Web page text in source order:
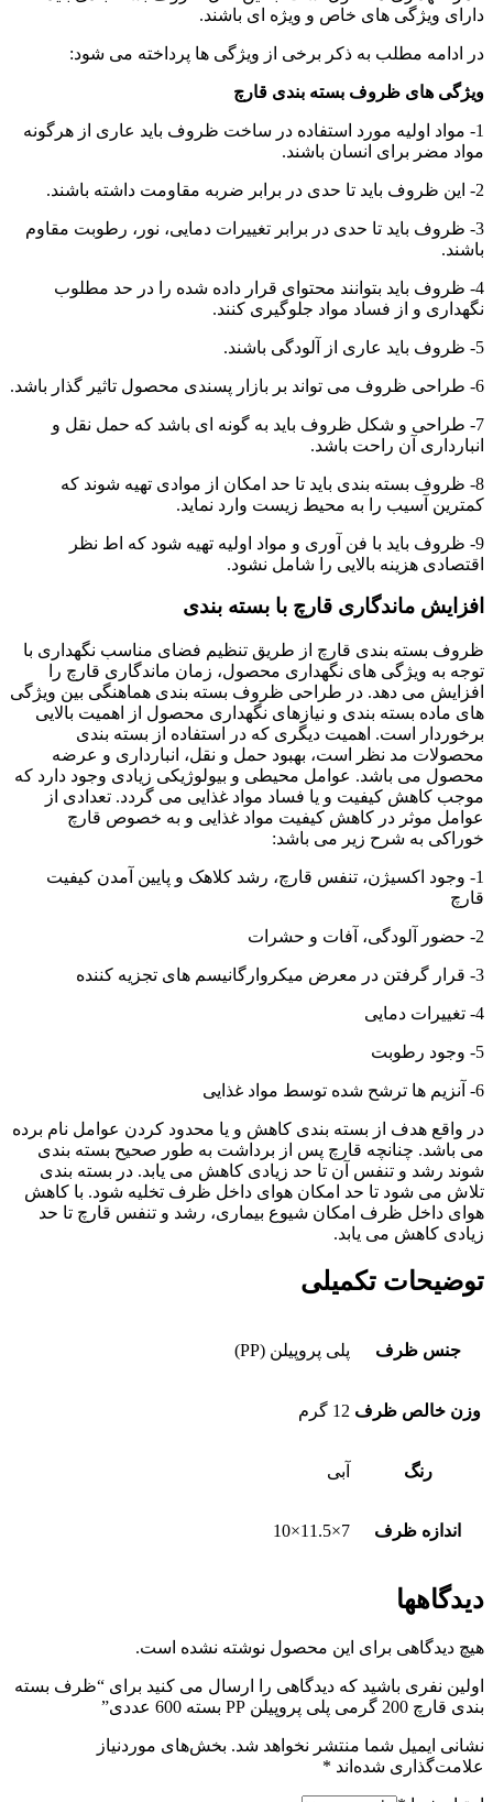
دارای ویژگی های خاص و ویژه ای باشند.
در ادامه مطلب به ذکر برخی از ویژگی ها پرداخته می شود:
ویژگی های ظروف بسته بندی قارچ
1- مواد اولیه مورد استفاده در ساخت ظروف باید عاری از هرگونه
مواد مضر برای انسان باشند.
2- این ظروف باید تا حدی در برابر ضربه مقاومت داشته باشند.
3- ظروف باید تا حدی در برابر تغییرات دمایی، نور، رطوبت مقاوم
باشند.
4- ظروف باید بتوانند محتوای قرار داده شده را در حد مطلوب
نگهداری و از فساد مواد جلوگیری کنند.
5- ظروف باید عاری از آلودگی باشند.
6- طراحی ظروف می تواند بر بازار پسندی محصول تاثیر گذار باشد.
7- طراحی و شکل ظروف باید به گونه ای باشد که حمل نقل و
انبارداری آن راحت باشد.
8- ظروف بسته بندی باید تا حد امکان از موادی تهیه شوند که
کمترین آسیب را به محیط زیست وارد نماید.
9- ظروف باید با فن آوری و مواد اولیه تهیه شود که اط نظر
اقتصادی هزینه بالایی را شامل نشود.
افزایش ماندگاری قارچ با بسته بندی
ظروف بسته بندی قارچ از طریق تنظیم فضای مناسب نگهداری با
توجه به ویژگی های نگهداری محصول، زمان ماندگاری قارچ را
افزایش می دهد. در طراحی ظروف بسته بندی هماهنگی بین ویژگی
های ماده بسته بندی و نیازهای نگهداری محصول از اهمیت بالایی
برخوردار است. اهمیت دیگری که در استفاده از بسته بندی
محصولات مد نظر است، بهبود حمل و نقل، انبارداری و عرضه
محصول می باشد. عوامل محیطی و بیولوژیکی زیادی وجود دارد که
موجب کاهش کیفیت و یا فساد مواد غذایی می گردد. تعدادی از
عوامل موثر در کاهش کیفیت مواد غذایی و به خصوص قارچ
خوراکی به شرح زیر می باشد:
1- وجود اکسیژن، تنفس قارچ، رشد کلاهک و پایین آمدن کیفیت
قارچ
2- حضور آلودگی، آفات و حشرات
3- قرار گرفتن در معرض میکروارگانیسم های تجزیه کننده
4- تغییرات دمایی
5- وجود رطوبت
6- آنزیم ها ترشح شده توسط مواد غذایی
در واقع هدف از بسته بندی کاهش و یا محدود کردن عوامل نام برده
می باشد. چنانچه قارچ پس از برداشت به طور صحیح بسته بندی
شوند رشد و تنفس آن تا حد زیادی کاهش می یابد. در بسته بندی
تلاش می شود تا حد امکان هوای داخل ظرف تخلیه شود. با کاهش
هوای داخل ظرف امکان شیوع بیماری، رشد و تنفس قارچ تا حد
زیادی کاهش می یابد.
توضیحات تکمیلی
جنس ظرف پلی پروپیلن (PP)
وزن خالص ظرف 12 گرم
رنگ آبی
اندازه ظرف 7×11.5×10
دیدگاهها
هیچ دیدگاهی برای این محصول نوشته نشده است.
اولین نفری باشید که دیدگاهی را ارسال می کنید برای “ظرف بسته
بندی قارچ 200 گرمی پلی پروپیلن PP بسته 600 عددی”
نشانی ایمیل شما منتشر نخواهد شد. بخش‌های موردنیاز
علامت‌گذاری شده‌اند *